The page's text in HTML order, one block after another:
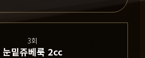
3회
눈밑쥬베룩 2cc